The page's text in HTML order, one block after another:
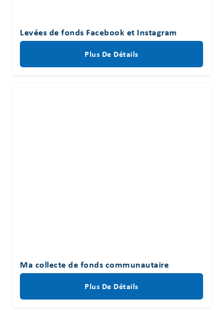
Levées de fonds Facebook et Instagram
Plus De Détails
Ma collecte de fonds communautaire
Plus De Détails